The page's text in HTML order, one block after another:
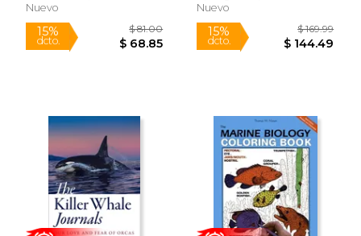
50% $ 109.24 15% $
Nuevo
III - Temporal Trends
Everglades, Synthe
(en Inglés)
Nuevo